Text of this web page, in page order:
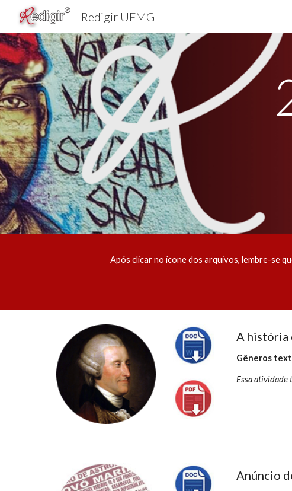
Redigir UFMG
Após clicar no ícone dos arquivos, lembre-se
A história
Gêneros
Essa atividade
Anúncio